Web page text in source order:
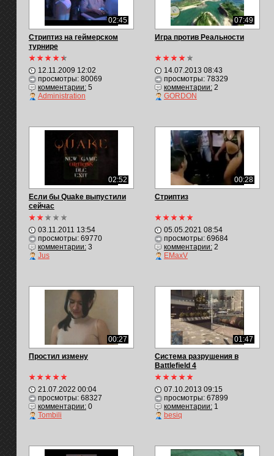
02:45
Стриптиз на геймерском
турнире
12.11.2009 12:02
просмотры: 80069
комментарии:5
Administration
07:49
Игра против Реальности
14.07.2013 08:43
просмотры: 78329
комментарии:2
GORDON
02:52
Если бы Quake выпустили
сейчас
03.11.2011 13:54
просмотры: 69770
комментарии:3
Jus
00:28
Стриптиз
05.05.2021 08:54
просмотры: 69684
комментарии:2
EMaxV
00:27
Простил измену
21.07.2022 00:04
просмотры: 68327
комментарии:0
Tombili
01:47
Система разрушения в
Battlefield 4
07.10.2013 09:15
просмотры: 67899
комментарии:1
besiq